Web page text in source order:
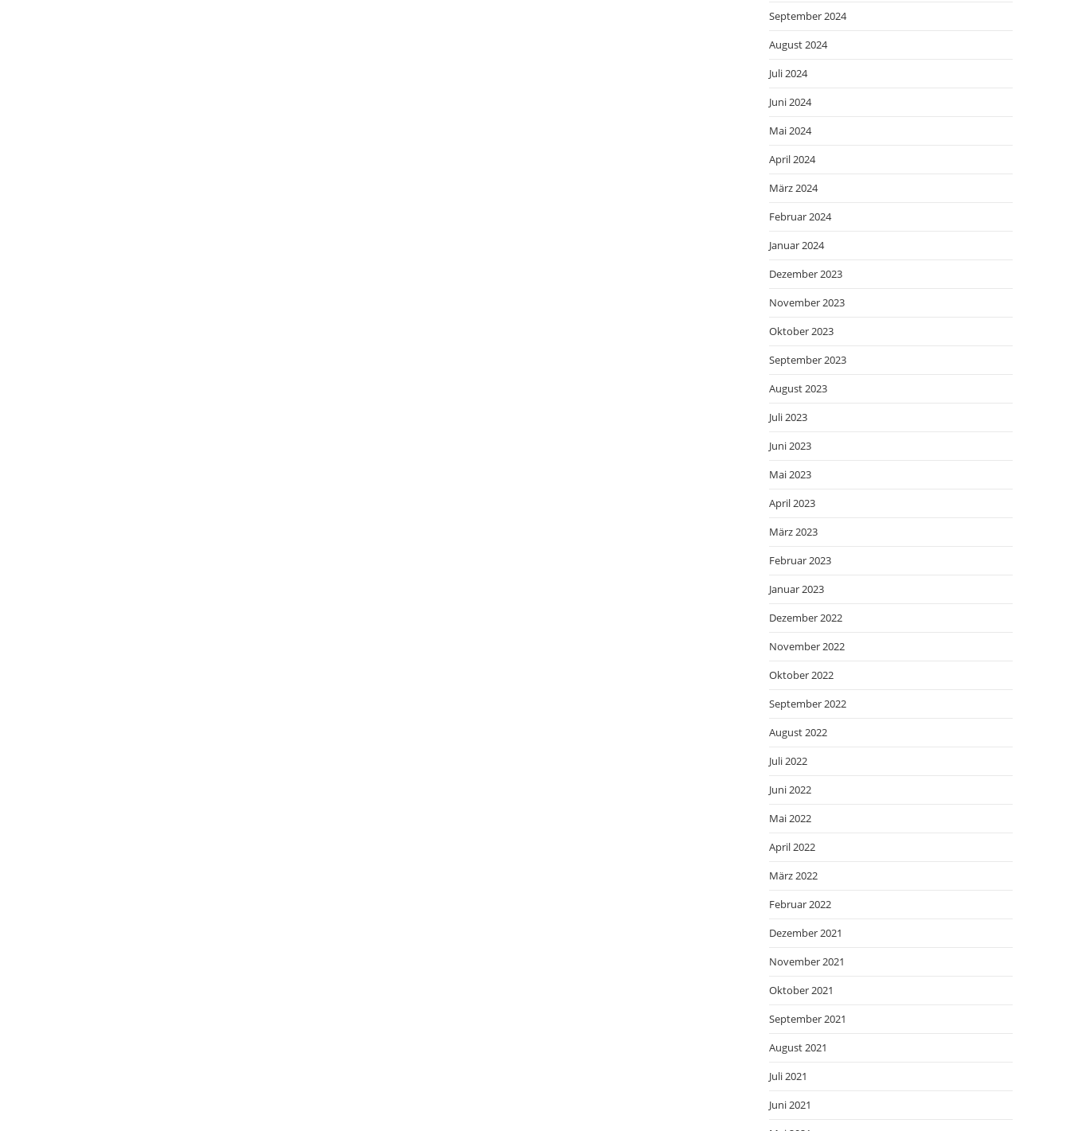
September 2024
August 2024
Juli 2024
Juni 2024
Mai 2024
April 2024
März 2024
Februar 2024
Januar 2024
Dezember 2023
November 2023
Oktober 2023
September 2023
August 2023
Juli 2023
Juni 2023
Mai 2023
April 2023
März 2023
Februar 2023
Januar 2023
Dezember 2022
November 2022
Oktober 2022
September 2022
August 2022
Juli 2022
Juni 2022
Mai 2022
April 2022
März 2022
Februar 2022
Dezember 2021
November 2021
Oktober 2021
September 2021
August 2021
Juli 2021
Juni 2021